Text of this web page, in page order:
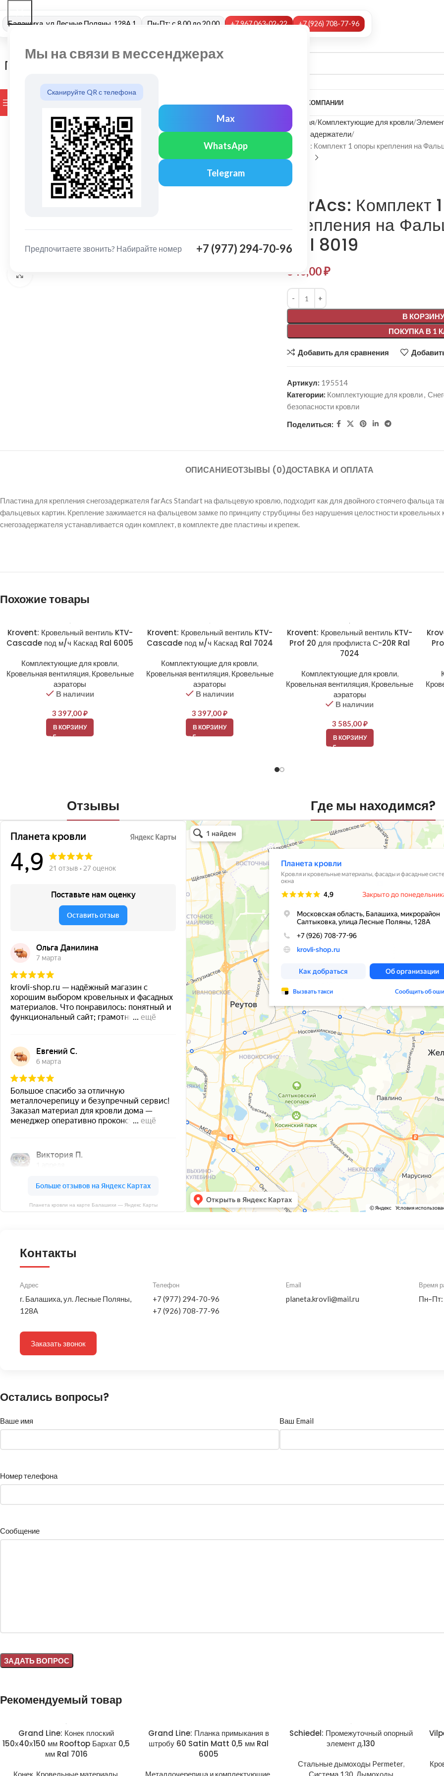
Мы на связи в мессенджерах
Сканируйте QR с телефона
Max
WhatsApp
Telegram
Предпочитаете звонить? Набирайте номер +7 (977) 294-70-96
Балашиха, ул Лесные Поляны, 128А 1 Пн-Пт: с 8.00 до 20.00 +7 967 063-02-22 +7 (926) 708-77-96
ПРОСМОТР КАТЕГОРИЙ БРЕНДЫ О КОМПАНИИ
Главная Комплектующие для кровли
Снегозадержатели
FarAcs: Комплект 1 опоры крепления на
FarAcs
FarAcs: Комплект
крепления на
Ral 8019
340,00₽
В КОРЗИНУ
ПОКУПКА В 1
Alternative:
Добавить для сравнения
Артикул: 195514
Категории: Комплектующие для кровли,
безопасности кровли
Поделиться:
ОПИСАНИЕОТЗЫВЫ (0)ДОСТАВКА И ОПЛАТА
Пластина для крепления снегозадержателя farAcs Standart на фальцевую кровлю, подходит как для двойного стоячего фальца
фальцевых картин. Крепление зажимается на фальцевом замке по принципу струбцины без нарушения целостности кровельных
снегозадержателя устанавливается один комплект, в комплекте две пластины и крепеж.
Похожие товары
Krovent: Кровельный вентиль KTV-
Cascade под м/ч Каскад Ral 6005
Комплектующие для кровли,
Кровельная вентиляция, Кровельные
аэраторы
В наличии
3 397,00₽
В КОРЗИНУ
Krovent: Кровельный вентиль KTV-
Cascade под м/ч Каскад Ral 7024
Комплектующие для кровли,
Кровельная вентиляция, Кровельные
аэраторы
В наличии
3 397,00₽
В КОРЗИНУ
Krovent: Кровельный вентиль KTV-
Prof 20 для профлиста С-20R Ral
7024
Комплектующие для кровли,
Кровельная вентиляция, Кровельные
аэраторы
В наличии
3 585,00₽
В КОРЗИНУ
Отзывы
Планета кровли на карте Балашихи — Яндекс Карты
Где мы находимся?
Планета кровли
Кровля и кровельные материалы в Балашихе
Окна в Балашихе
Контакты
Адрес
г. Балашиха, ул. Лесные Поляны,
128А
Телефон
+7 (977) 294-70-96
+7 (926) 708-77-96
Email
planeta.krovli@mail.ru
Время
Заказать звонок
Остались вопросы?
Ваше имя Ваш Email
Номер телефона
Сообщение
Рекомендуемый товар
Grand Line: Конек плоский
150х40х150 мм Rooftop Бархат 0,5
мм Ral 7016
Конек, Кровельные материалы
Grand Line: Планка примыкания в
штробу 60 Satin Matt 0,5 мм Ral
6005
Металлочерепица и комплектующие
Schiedel: Промежуточный опорный
элемент д.130
Стальные дымоходы Permeter,
Система 130 Дымоходы